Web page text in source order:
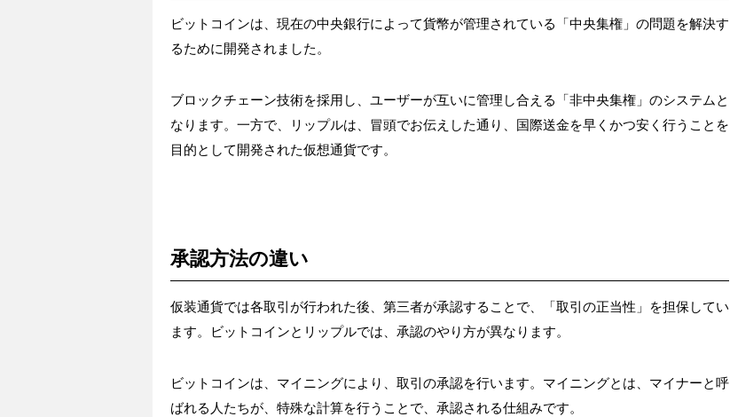
ビットコインは、現在の中央銀行によって貨幣が管理されている「中央集権」の問題を解決す
るために開発されました。
ブロックチェーン技術を採用し、ユーザーが互いに管理し合える「非中央集権」のシステムと
なります。一方で、リップルは、冒頭でお伝えした通り、国際送金を早くかつ安く行うことを
目的として開発された仮想通貨です。
承認方法の違い
仮装通貨では各取引が行われた後、第三者が承認することで、「取引の正当性」を担保してい
ます。ビットコインとリップルでは、承認のやり方が異なります。
ビットコインは、マイニングにより、取引の承認を行います。マイニングとは、マイナーと呼
ばれる人たちが、特殊な計算を行うことで、承認される仕組みです。